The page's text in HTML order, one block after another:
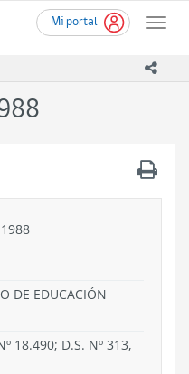
Mi portal
Toggle
DE EDUCACIÓN
18.490; D.S. Nº 313,